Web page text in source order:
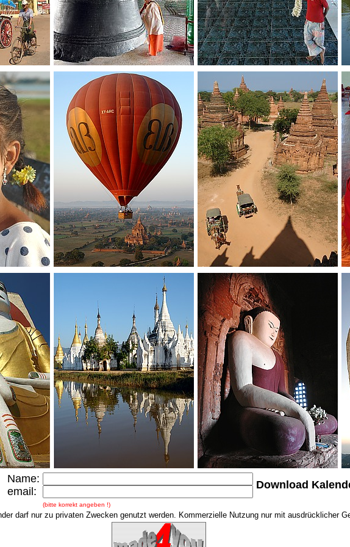
Name: Download
email:
(bitte korrekt angeben !)
darf nur zu privaten Zwecken genutzt werden. Kommerzielle Nutzung nur mit ausdrücklicher